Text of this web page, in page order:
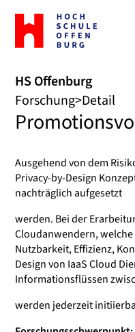
Zur
Startseite
Hochschule
HS Offenburg
Forschung Detail
Ausgehend von dem
Privacy-by-Design
nachträglich aufgesetzt
werden. Bei der
Cloudanwendern,
Nutzbarkeit, Effizienz,
Design von IaaS Cloud
Informationsflüssen
werden jederzeit